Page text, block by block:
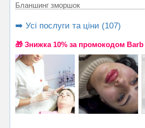
Бланшинг зморшок
➡️ Усі послуги та ціни (107)
🎁 Знижка 10% за промокодом Barb